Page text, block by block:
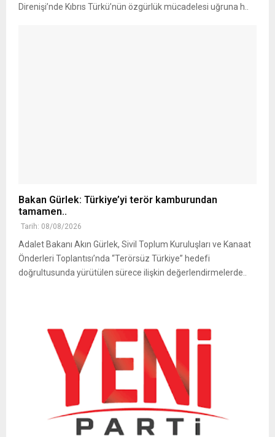
Direnişi’nde Kıbrıs Türkü’nün özgürlük mücadelesi uğruna h..
Bakan Gürlek: Türkiye’yi terör kamburundan
tamamen..
Tarih: 08/08/2026
Adalet Bakanı Akın Gürlek, Sivil Toplum Kuruluşları ve Kanaat
Önderleri Toplantısı’nda “Terörsüz Türkiye” hedefi
doğrultusunda yürütülen sürece ilişkin değerlendirmelerde..